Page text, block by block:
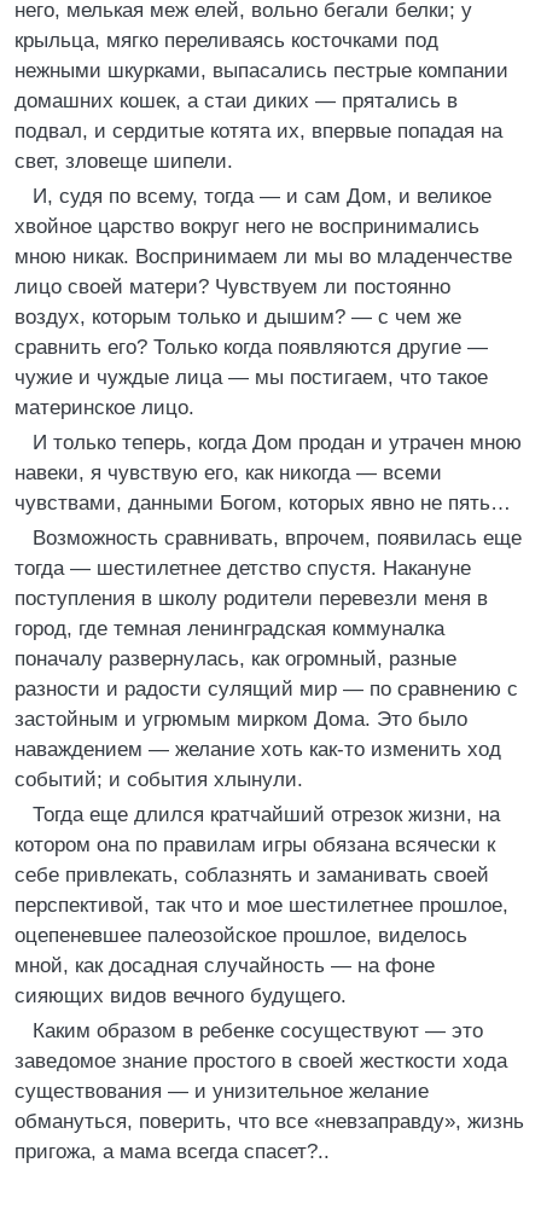
него, мелькая меж елей, вольно бегали белки; у
крыльца, мягко переливаясь косточками под
нежными шкурками, выпасались пестрые компании
домашних кошек, а стаи диких — прятались в
подвал, и сердитые котята их, впервые попадая на
свет, зловеще шипели.
И, судя по всему, тогда — и сам Дом, и великое
хвойное царство вокруг него не воспринимались
мною никак. Воспринимаем ли мы во младенчестве
лицо своей матери? Чувствуем ли постоянно
воздух, которым только и дышим? — с чем же
сравнить его? Только когда появляются другие —
чужие и чуждые лица — мы постигаем, что такое
материнское лицо.
И только теперь, когда Дом продан и утрачен мною
навеки, я чувствую его, как никогда — всеми
чувствами, данными Богом, которых явно не пять…
Возможность сравнивать, впрочем, появилась еще
тогда — шестилетнее детство спустя. Накануне
поступления в школу родители перевезли меня в
город, где темная ленинградская коммуналка
поначалу развернулась, как огромный, разные
разности и радости сулящий мир — по сравнению с
застойным и угрюмым мирком Дома. Это было
наваждением — желание хоть как-то изменить ход
событий; и события хлынули.
Тогда еще длился кратчайший отрезок жизни, на
котором она по правилам игры обязана всячески к
себе привлекать, соблазнять и заманивать своей
перспективой, так что и мое шестилетнее прошлое,
оцепеневшее палеозойское прошлое, виделось
мной, как досадная случайность — на фоне
сияющих видов вечного будущего.
Каким образом в ребенке сосуществуют — это
заведомое знание простого в своей жесткости хода
существования — и унизительное желание
обмануться, поверить, что все «невзаправду», жизнь
пригожа, а мама всегда спасет?..